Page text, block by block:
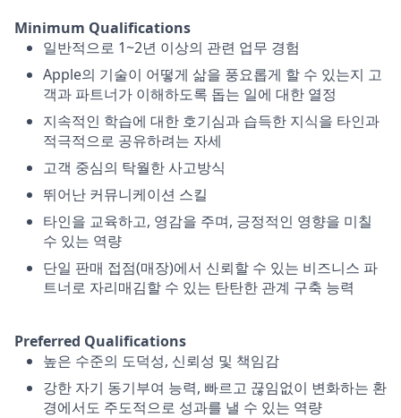
Minimum Qualifications
일반적으로 1~2년 이상의 관련 업무 경험
Apple의 기술이 어떻게 삶을 풍요롭게 할 수 있는지 고
객과 파트너가 이해하도록 돕는 일에 대한 열정
지속적인 학습에 대한 호기심과 습득한 지식을 타인과
적극적으로 공유하려는 자세
고객 중심의 탁월한 사고방식
뛰어난 커뮤니케이션 스킬
타인을 교육하고, 영감을 주며, 긍정적인 영향을 미칠
수 있는 역량
단일 판매 접점(매장)에서 신뢰할 수 있는 비즈니스 파
트너로 자리매김할 수 있는 탄탄한 관계 구축 능력
Preferred Qualifications
높은 수준의 도덕성, 신뢰성 및 책임감
강한 자기 동기부여 능력, 빠르고 끊임없이 변화하는 환
경에서도 주도적으로 성과를 낼 수 있는 역량